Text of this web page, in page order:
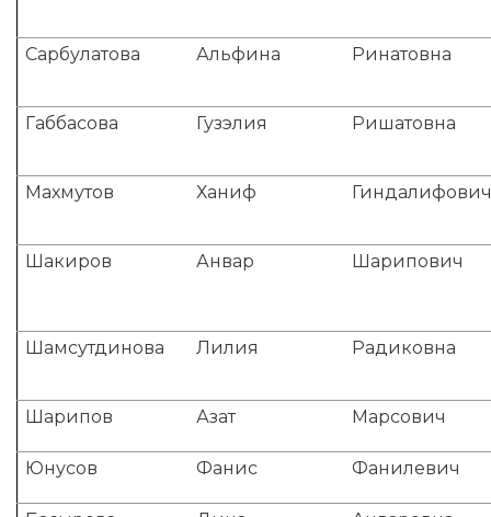
Сарбулатова Альфина Ринатовна
Габбасова Гузэлия Ришатовна
Махмутов Ханиф Гиндалифович
Шакиров Анвар Шарипович
Шамсутдинова Лилия Радиковна
Шарипов Азат Марсович
Юнусов Фанис Фанилевич